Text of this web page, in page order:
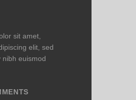
sit amet,
elit, sed
euismod